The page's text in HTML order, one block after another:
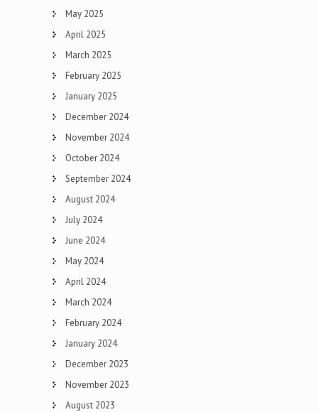
May 2025
April 2025
March 2025
February 2025
January 2025
December 2024
November 2024
October 2024
September 2024
August 2024
July 2024
June 2024
May 2024
April 2024
March 2024
February 2024
January 2024
December 2023
November 2023
August 2023